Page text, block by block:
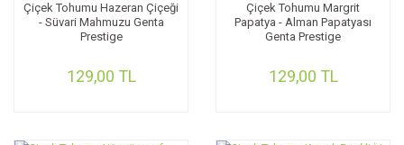
Çiçek Tohumu Hazeran Çiçeği
- Süvari Mahmuzu Genta
Prestige
129,00 TL
Çiçek Tohumu Margrit
Papatya - Alman Papatyası
Genta Prestige
129,00 TL